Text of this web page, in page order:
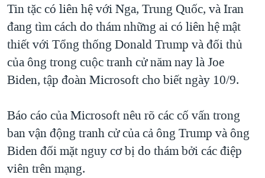
GIÁO DỤC
CHI PHÍ CHIẾN TRANH AFGHANISTAN
CÁC GIÁ TRỊ CỘNG HÒA Ở VIỆT NAM
THƯỢNG ĐỈNH TRUMP-KIM TẠI VIỆT NAM
TRỊNH VĨNH BÌNH VS. CHÍNH PHỦ VIỆT NAM
BÊN KIA QUỐC LỘ: TIẾNG VỌNG TỪ NÔNG THÔN MỸ
QUAN HỆ VIỆT MỸ
Tin tặc có liên hệ với Nga, Trung Quốc, và Iran
đang tìm cách do thám những ai có liên hệ mật
thiết với Tổng thống Donald Trump và đối thủ
của ông trong cuộc tranh cử năm nay là Joe
Biden, tập đoàn Microsoft cho biết ngày 10/9.
Báo cáo của Microsoft nêu rõ các cố vấn trong
ban vận động tranh cử của cả ông Trump và ông
Biden đối mặt nguy cơ bị do thám bởi các điệp
viên trên mạng.